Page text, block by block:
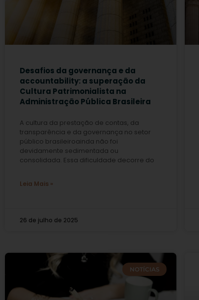
Desafios da governança e da
accountability: a superação da
Cultura Patrimonialista na
Administração Pública Brasileira
A cultura da prestação de contas, da
transparência e da governança no setor
público brasileiroainda não foi
devidamente sedimentada ou
consolidada. Essa dificuldade decorre do
Leia Mais »
26 de julho de 2025
NOTÍCIAS